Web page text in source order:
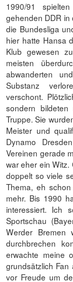
1990/91
gehenden DDR in
die Bundesliga
hier hatte Hansa
Klub gewesen
meisten
abwanderten
Substanz
verschont.
sondern
Truppe. Sie
Meister und
Dynamo
Vereinen gerade
war eher ein
doppelt so viele
Thema, eh
mehr. Bis 1990
interessiert. Ich
Sportschau
Werder Bremen
durchbrechen
erwachte meine
grundsätzlich
vor Freude um